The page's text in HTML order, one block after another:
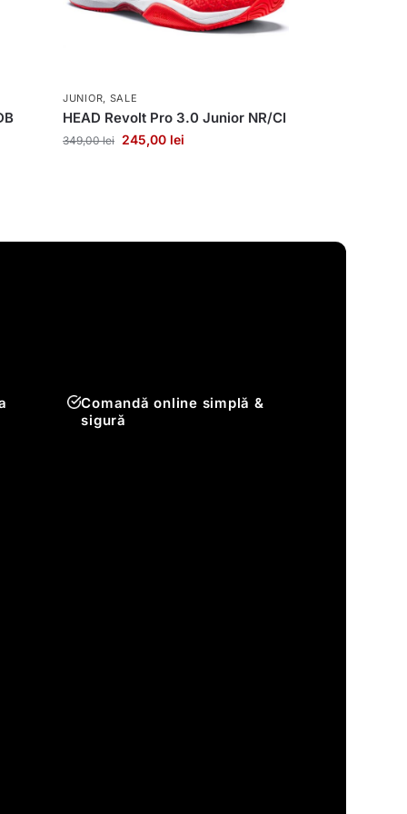
JUNIOR SALE
HEAD Revolt Pro 3.0 Junior NR/CI
349,00lei 245,00 lei
Comandă online simplă &
sigură